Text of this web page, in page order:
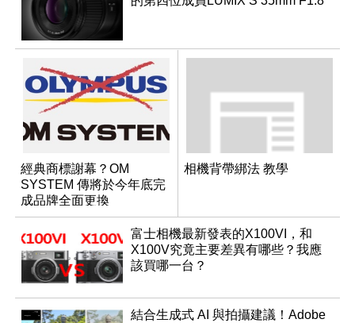
經典商標謝幕？OM
SYSTEM 傳將於今年底完
成品牌全面更換
相機背帶綁法 教學
富士相機最新發表的X100VI，和
X100V究竟主要差異有哪些？我應
該買哪一台？
結合生成式 AI 與拍攝建議！Adobe